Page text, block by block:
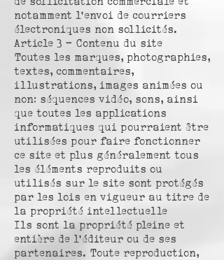
notamment l’envoi de courriers
électroniques non sollicités.
Article 3 – Contenu du site
Toutes les marques, photographies,
textes, commentaires,
illustrations, images animées ou
non: séquences vidéo, sons, ainsi
que toutes les applications
informatiques qui pourraient être
utilisées pour faire fonctionner
ce site et plus généralement tous
les éléments reproduits ou
utilisés sur le site sont protégés
par les lois en vigueur au titre de
la propriété intellectuelle
Ils sont la propriété pleine et
entière de l’éditeur ou de ses
partenaires. Toute reproduction,